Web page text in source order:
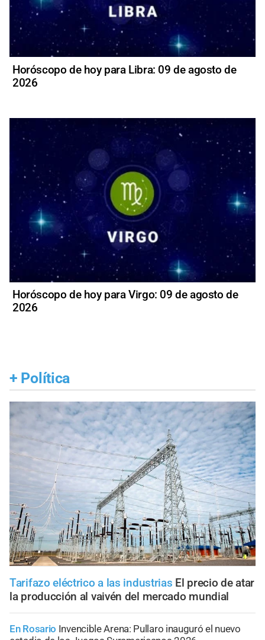
Horóscopo de hoy para Libra: 09 de agosto de
2026
Horóscopo de hoy para Virgo: 09 de agosto de
2026
+ Política
Tarifazo eléctrico a las industrias El precio de atar
la producción al vaivén del mercado mundial
En Rosario Invencible Arena: Pullaro inauguró el nuevo